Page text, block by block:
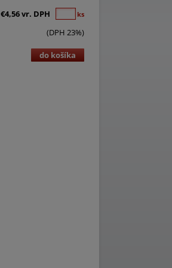
€4,56 vr. DPH ks
(DPH 23%)
do košíka